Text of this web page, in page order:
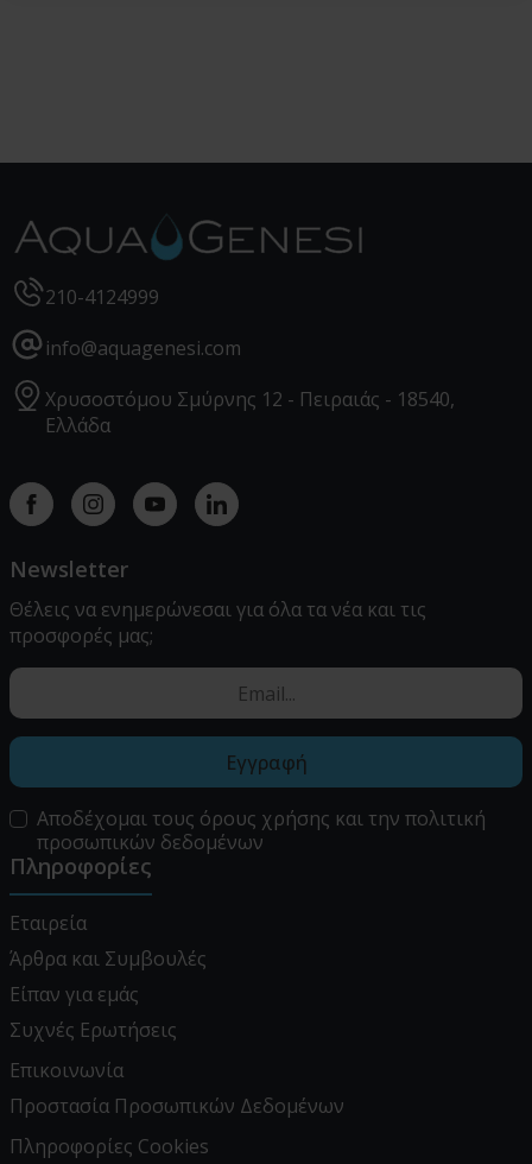
210-4124999
info@aquagenesi.com
Χρυσοστόμου Σμύρνης 12 - Πειραιάς - 18540,
Ελλάδα
Facebookinstagramyoutube linkedin
Newsletter
Θέλεις να ενημερώνεσαι για όλα τα νέα και τις
προσφορές μας;
Εγγραφή
Αποδέχομαι τους όρους χρήσης και την πολιτική
προσωπικών δεδομένων
Πληροφορίες
Εταιρεία
Άρθρα και Συμβουλές
Είπαν για εμάς
Συχνές Ερωτήσεις
Επικοινωνία
Προστασία Προσωπικών Δεδομένων
Πληροφορίες Cookies